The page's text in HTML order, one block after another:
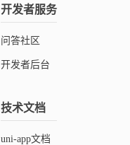
开发者服务
问答社区
开发者后台
技术文档
uni-app文档